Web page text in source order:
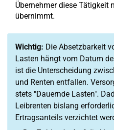
Übernehmer diese Tätigkeit
übernimmt.
Wichtig: Die Absetzbarkeit
Lasten hängt vom Datum
ist die Unterscheidung
und Renten entfallen.
stets "Dauernde Lasten".
Leibrenten bislang
Ertragsanteils verzichtet